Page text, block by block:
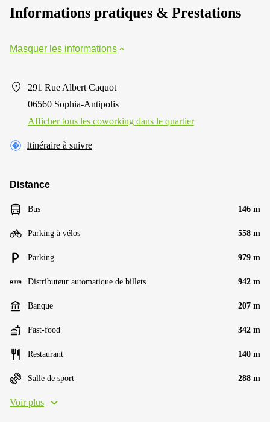
Informations pratiques & Prestations
Masquer les informations
291 Rue Albert Caquot
06560 Sophia-Antipolis
Afficher tous les сoworking dans le quartier
Itinéraire à suivre
Distance
Bus 146 m
Parking à vélos 558 m
Parking 979 m
Distributeur automatique de billets 942 m
Banque 207 m
Fast-food 342 m
Restaurant 140 m
Salle de sport 288 m
Voir plus